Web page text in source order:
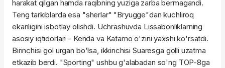
harakat qilgan hamda raqibning yuziga zarba bermagandi.
Teng tarkiblarda esa "sherlar" "Bryugge"dan kuchliroq
ekanligini isbotlay olishdi. Uchrashuvda Lissabonliklarning
asosiy iqtidorlari - Kenda va Katamo o'zini yaxshi ko'rsatdi.
Birinchisi gol urgan bo'lsa, ikkinchisi Suaresga golli uzatma
etkazib berdi. "Sporting" ushbu g'alabadan so'ng TOP-8ga